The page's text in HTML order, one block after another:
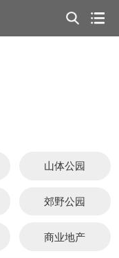
山体公园
郊野公园
商业地产